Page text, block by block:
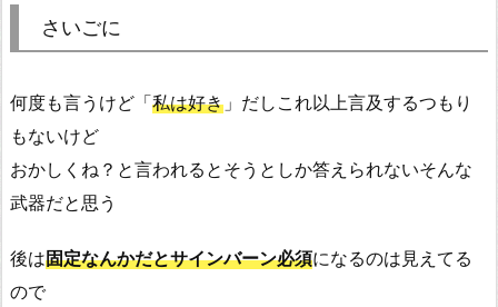
さいごに
何度も言うけど「私は好き 」だしこれ以上言及するつもり
もないけど
おかしくね？と言われるとそうとしか答えられないそんな
武器だと思う
後は固定なんかだとサインバーン必須になるのは見えてる
ので